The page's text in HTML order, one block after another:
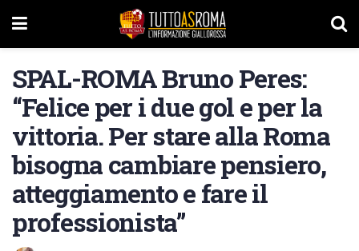
SPAL-ROMA Bruno Peres:
“Felice per i due gol e per la
vittoria. Per stare alla Roma
bisogna cambiare pensiero,
atteggiamento e fare il
professionista”